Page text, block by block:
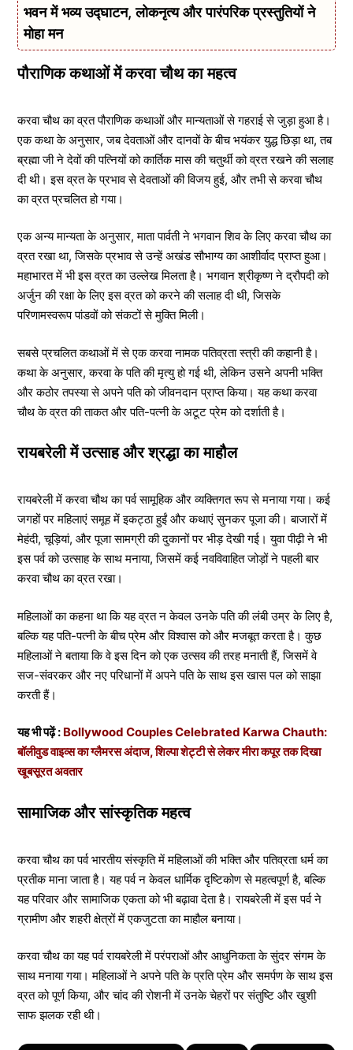
भवन में भव्य उद्घाटन, लोकनृत्य और पारंपरिक प्रस्तुतियों ने
मोहा मन
पौराणिक कथाओं में करवा चौथ का महत्व
करवा चौथ का व्रत पौराणिक कथाओं और मान्यताओं से गहराई से जुड़ा हुआ है।
एक कथा के अनुसार, जब देवताओं और दानवों के बीच भयंकर युद्ध छिड़ा था, तब
ब्रह्मा जी ने देवों की पत्नियों को कार्तिक मास की चतुर्थी को व्रत रखने की सलाह
दी थी। इस व्रत के प्रभाव से देवताओं की विजय हुई, और तभी से करवा चौथ
का व्रत प्रचलित हो गया।
एक अन्य मान्यता के अनुसार, माता पार्वती ने भगवान शिव के लिए करवा चौथ का
व्रत रखा था, जिसके प्रभाव से उन्हें अखंड सौभाग्य का आशीर्वाद प्राप्त हुआ।
महाभारत में भी इस व्रत का उल्लेख मिलता है। भगवान श्रीकृष्ण ने द्रौपदी को
अर्जुन की रक्षा के लिए इस व्रत को करने की सलाह दी थी, जिसके
परिणामस्वरूप पांडवों को संकटों से मुक्ति मिली।
सबसे प्रचलित कथाओं में से एक करवा नामक पतिव्रता स्त्री की कहानी है।
कथा के अनुसार, करवा के पति की मृत्यु हो गई थी, लेकिन उसने अपनी भक्ति
और कठोर तपस्या से अपने पति को जीवनदान प्राप्त किया। यह कथा करवा
चौथ के व्रत की ताकत और पति-पत्नी के अटूट प्रेम को दर्शाती है।
रायबरेली में उत्साह और श्रद्धा का माहौल
रायबरेली में करवा चौथ का पर्व सामूहिक और व्यक्तिगत रूप से मनाया गया। कई
जगहों पर महिलाएं समूह में इकट्ठा हुईं और कथाएं सुनकर पूजा की। बाजारों में
मेहंदी, चूड़ियां, और पूजा सामग्री की दुकानों पर भीड़ देखी गई। युवा पीढ़ी ने भी
इस पर्व को उत्साह के साथ मनाया, जिसमें कई नवविवाहित जोड़ों ने पहली बार
करवा चौथ का व्रत रखा।
महिलाओं का कहना था कि यह व्रत न केवल उनके पति की लंबी उम्र के लिए है,
बल्कि यह पति-पत्नी के बीच प्रेम और विश्वास को और मजबूत करता है। कुछ
महिलाओं ने बताया कि वे इस दिन को एक उत्सव की तरह मनाती हैं, जिसमें वे
सज-संवरकर और नए परिधानों में अपने पति के साथ इस खास पल को साझा
करती हैं।
यह भी पढ़ें : Bollywood Couples Celebrated Karwa Chauth:
बॉलीवुड वाइव्स का ग्लैमरस अंदाज, शिल्पा शेट्टी से लेकर मीरा कपूर तक दिखा
खूबसूरत अवतार
सामाजिक और सांस्कृतिक महत्व
करवा चौथ का पर्व भारतीय संस्कृति में महिलाओं की भक्ति और पतिव्रता धर्म का
प्रतीक माना जाता है। यह पर्व न केवल धार्मिक दृष्टिकोण से महत्वपूर्ण है, बल्कि
यह परिवार और सामाजिक एकता को भी बढ़ावा देता है। रायबरेली में इस पर्व ने
ग्रामीण और शहरी क्षेत्रों में एकजुटता का माहौल बनाया।
करवा चौथ का यह पर्व रायबरेली में परंपराओं और आधुनिकता के सुंदर संगम के
साथ मनाया गया। महिलाओं ने अपने पति के प्रति प्रेम और समर्पण के साथ इस
व्रत को पूर्ण किया, और चांद की रोशनी में उनके चेहरों पर संतुष्टि और खुशी
साफ झलक रही थी।